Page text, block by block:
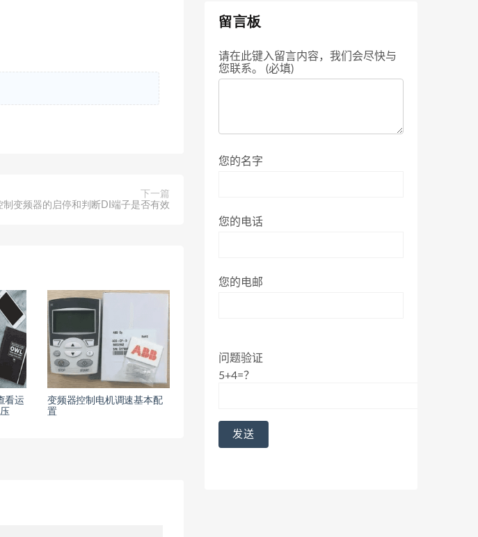
下一篇
制变频器的启停和判断DI端子是否有效
看运
变频器控制电机调速基本配
置
留言板
请在此键入留言内容，我们会尽快与
您联系。 (必填)
您的名字
您的电话
您的电邮
问题验证
5+4=？